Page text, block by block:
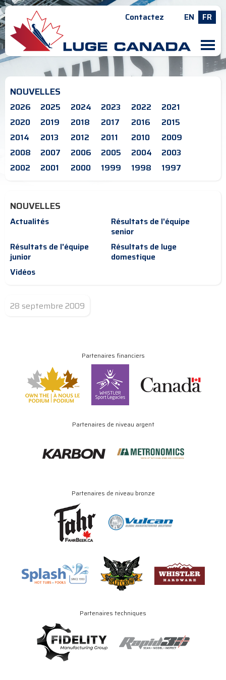
Contactez EN FR
M
NOUVELLES
2026 2025 2024 2023 2022
2021
2020
2019 2018 2017 2016
2015
2014
2013 2012 2011 2010
2009
2008
2007 2006 2005 2004
2003
2002
2001 2000 1999 1998 1997
NOUVELLES
Actualités
Résultats de l'équipe
senior
Résultats de l'équipe
junior
Résultats de luge
domestique
Vidéos
28 septembre 2009
Partenaires financiers
Partenaires de niveau argent
Partenaires de niveau bronze
Partenaires techniques